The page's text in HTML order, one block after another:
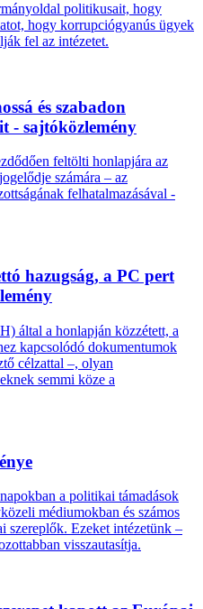
politikusait, hogy
hogy korrupciógyanús ügyek
fel az intézetet.
és szabadon
- sajtóközlemény
feltölti honlapjára az
számára – az
felhatalmazásával -
hazugság, a PC pert
által a honlapján közzétett, a
kapcsolódó dokumentumok
célzattal –, olyan
semmi köze a
a politikai támadások
médiumokban és számos
szereplők. Ezeket intézetünk –
visszautasítja.